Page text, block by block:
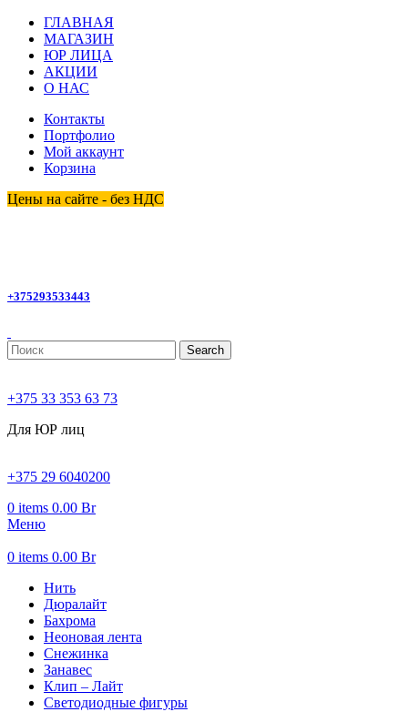
ГЛАВНАЯ
МАГАЗИН
ЮР ЛИЦА
АКЦИИ
О НАС
Контакты
Портфолио
Мой аккаунт
Корзина
Цены на сайте - без НДС
+375293533443
Search
+375 33 353 63 73
Для ЮР лиц
+375 29 6040200
0 items 0.00 Br
Меню
0 items 0.00 Br
Нить
Дюралайт
Бахрома
Неоновая лента
Снежинка
Занавес
Клип – Лайт
Светодиодные фигуры